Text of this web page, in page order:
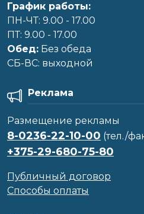
График работы:
ПН-ЧТ: 9.00 - 17.00
ПТ: 9.00 - 17.00
Обед: Без обеда
CБ-ВС: выходной
Реклама
Размещение рекламы
8-0236-22-10-00 (тел./
+375-29-680-75-80
Публичный договор
Способы оплаты